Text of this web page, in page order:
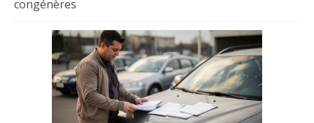
congénères